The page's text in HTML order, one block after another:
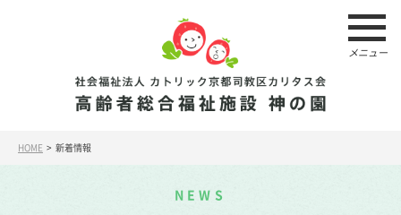
メニュー
HOME > 新着情報
NEWS